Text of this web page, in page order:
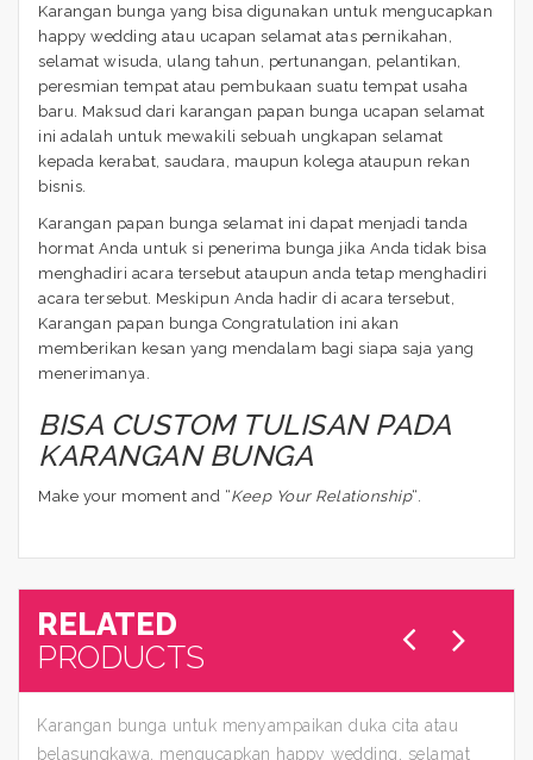
Karangan bunga yang bisa digunakan untuk mengucapkan
happy wedding atau ucapan selamat atas pernikahan,
selamat wisuda, ulang tahun, pertunangan, pelantikan,
peresmian tempat atau pembukaan suatu tempat usaha
baru. Maksud dari karangan papan bunga ucapan selamat
ini adalah untuk mewakili sebuah ungkapan selamat
kepada kerabat, saudara, maupun kolega ataupun rekan
bisnis.
Karangan papan bunga selamat ini dapat menjadi tanda
hormat Anda untuk si penerima bunga jika Anda tidak bisa
menghadiri acara tersebut ataupun anda tetap menghadiri
acara tersebut. Meskipun Anda hadir di acara tersebut,
Karangan papan bunga Congratulation ini akan
memberikan kesan yang mendalam bagi siapa saja yang
menerimanya.
BISA CUSTOM TULISAN PADA
KARANGAN BUNGA
Make your moment and “Keep Your Relationship“.
RELATED
PRODUCTS
Karangan bunga untuk menyampaikan duka cita atau
belasungkawa, mengucapkan happy wedding, selamat